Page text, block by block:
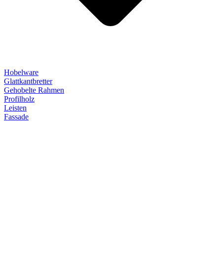
Hobelware
Glattkantbretter
Gehobelte Rahmen
Profilholz
Leisten
Fassade